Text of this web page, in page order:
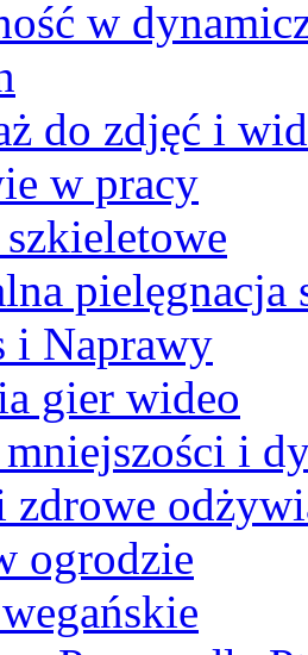
w
do zdjęć i
w pracy
pielęgnacja
i Naprawy
gier wideo
mniejszości i
zdrowe
ogrodzie